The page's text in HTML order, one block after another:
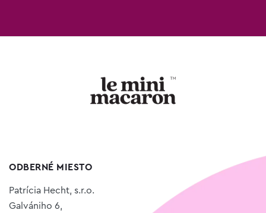
ODBERNÉ MIESTO
Patrícia Hecht, s.r.o.
Galvániho 6,